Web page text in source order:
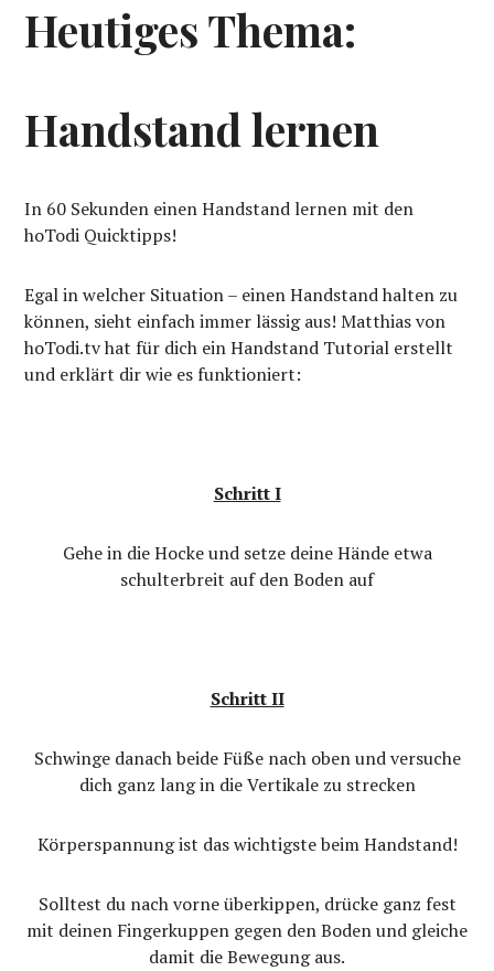
Heutiges Thema:
Handstand lernen
In 60 Sekunden einen Handstand lernen mit den
hoTodi Quicktipps!
Egal in welcher Situation – einen Handstand halten zu
können, sieht einfach immer lässig aus! Matthias von
hoTodi.tv hat für dich ein Handstand Tutorial erstellt
und erklärt dir wie es funktioniert:
Schritt I
Gehe in die Hocke und setze deine Hände etwa
schulterbreit auf den Boden auf
Schritt II
Schwinge danach beide Füße nach oben und versuche
dich ganz lang in die Vertikale zu strecken
Körperspannung ist das wichtigste beim Handstand!
Solltest du nach vorne überkippen, drücke ganz fest
mit deinen Fingerkuppen gegen den Boden und gleiche
damit die Bewegung aus.